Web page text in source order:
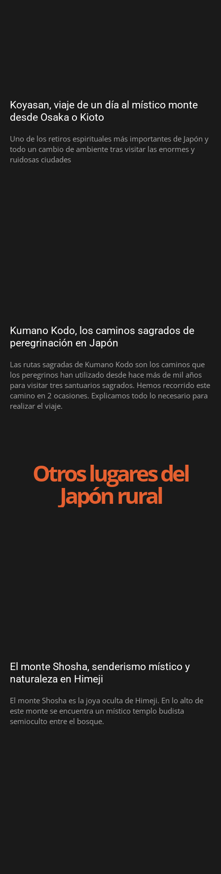
Koyasan, viaje de un día al místico monte
desde Osaka o Kioto
Uno de los retiros espirituales más importantes de Japón y
todo un cambio de ambiente tras visitar las enormes y
ruidosas ciudades
Kumano Kodo, los caminos sagrados de
peregrinación en Japón
Las rutas sagradas de Kumano Kodo son los caminos que
los peregrinos han utilizado desde hace más de mil años
para visitar tres santuarios sagrados. Hemos recorrido este
camino en 2 ocasiones. Explicamos todo lo necesario para
realizar el viaje.
Otros lugares del
Japón rural
El monte Shosha, senderismo místico y
naturaleza en Himeji
El monte Shosha es la joya oculta de Himeji. En lo alto de
este monte se encuentra un místico templo budista
semioculto entre el bosque.